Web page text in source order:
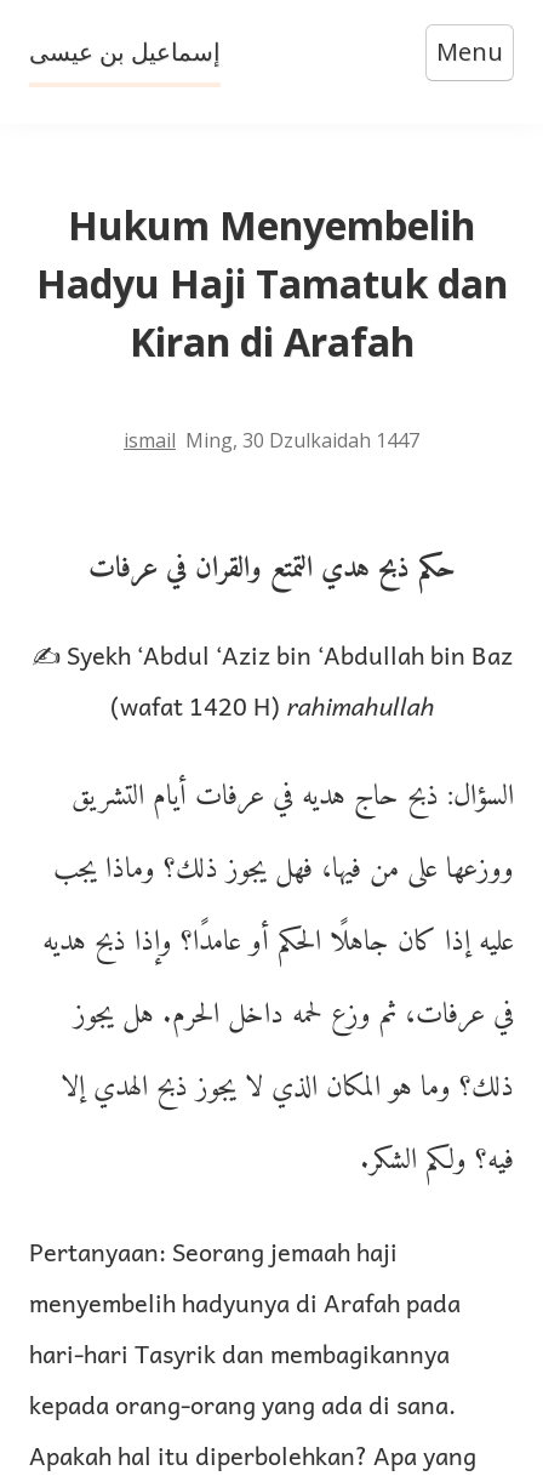
content
إسماعيل بن عيسى Menu
Hukum Menyembelih
Hadyu Haji Tamatuk dan
Kiran di Arafah
ismail Ming, 30 Dzulkaidah 1447
حكم ذبح هدي التمتع والقران في عرفات
✍️ Syekh ‘Abdul ‘Aziz bin ‘Abdullah bin Baz
(wafat 1420 H) rahimahullah
السؤال: ذبح حاج هديه في عرفات أيام التشريق
ووزعها على من فيها، فهل يجوز ذلك؟ وماذا يجب
عليه إذا كان جاهلًا الحكم أو عامدًا؟ وإذا ذبح هديه
في عرفات، ثم وزع لحمه داخل الحرم. هل يجوز
ذلك؟ وما هو المكان الذي لا يجوز ذبح الهدي إلا
فيه؟ ولكم الشكر.
Pertanyaan: Seorang jemaah haji
menyembelih hadyunya di Arafah pada
hari-hari Tasyrik dan membagikannya
kepada orang-orang yang ada di sana.
Apakah hal itu diperbolehkan? Apa yang